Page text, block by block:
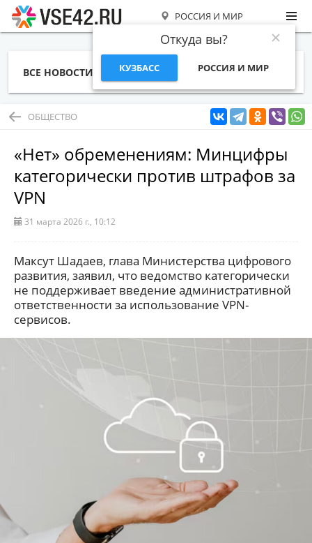
РОССИЯ И МИР
Откуда вы?
КУЗБАСС РОССИЯ И МИР
ВСЕ НОВОСТИ СТАТЬИ ТЕМЫ ФОТО
ОБЩЕСТВО
«Нет» обременениям: Минцифры
категорически против штрафов за
VPN
31 марта 2026 г., 10:12
Максут Шадаев, глава Министерства цифрового
развития, заявил, что ведомство категорически
не поддерживает введение административной
ответственности за использование VPN-
сервисов.